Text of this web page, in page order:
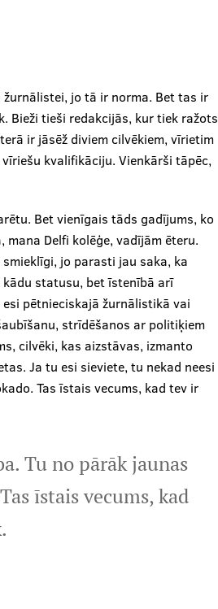
jo tā ir norma. Bet tas ir
Bieži tieši redakcijās, kur tiek ražots
ir jāsēž diviem cilvēkiem, vīrietim
kvalifikāciju. Vienkārši tāpēc,
Bet vienīgais tāds gadījums, ko
Delfi kolēģe, vadījām ēteru.
jo parasti jau saka, ka
statusu, bet īstenībā arī
pētnieciskajā žurnālistikā vai
strīdēšanos ar politiķiem
cilvēki, kas aizstāvas, izmanto
Ja tu esi sieviete, tu nekad neesi
Tas īstais vecums, kad tev ir
Tu no pārāk jaunas
īstais vecums, kad